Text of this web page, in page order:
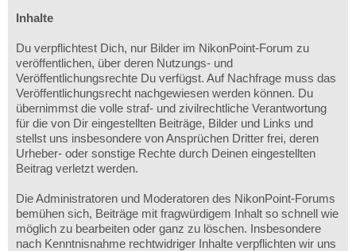
Inhalte
Du verpflichtest Dich, nur Bilder im NikonPoint-Forum zu
veröffentlichen, über deren Nutzungs- und
Veröffentlichungsrechte Du verfügst. Auf Nachfrage muss das
Veröffentlichungsrecht nachgewiesen werden können. Du
übernimmst die volle straf- und zivilrechtliche Verantwortung
für die von Dir eingestellten Beiträge, Bilder und Links und
stellst uns insbesondere von Ansprüchen Dritter frei, deren
Urheber- oder sonstige Rechte durch Deinen eingestellten
Beitrag verletzt werden.
Die Administratoren und Moderatoren des NikonPoint-Forums
bemühen sich, Beiträge mit fragwürdigem Inhalt so schnell wie
möglich zu bearbeiten oder ganz zu löschen. Insbesondere
nach Kenntnisnahme rechtwidriger Inhalte verpflichten wir uns